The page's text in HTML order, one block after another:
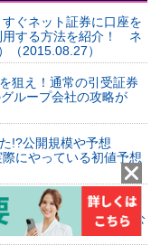
ぐネット証券に口座を
用する方法を紹介！ ネ
（2015.08.27）
狙え！通常の引受証券
ループ会社の攻略が
!?公開規模や予想
にやっている初値予想
株（新規公開株）で
公開株とその買い方を公